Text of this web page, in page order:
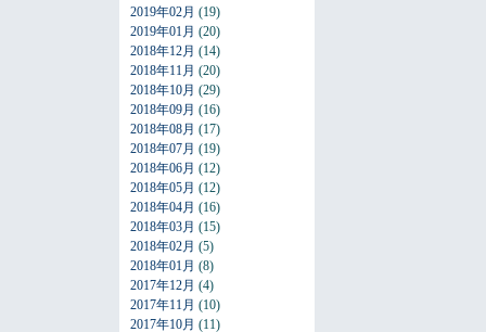
2019年02月 (19)
2019年01月 (20)
2018年12月 (14)
2018年11月 (20)
2018年10月 (29)
2018年09月 (16)
2018年08月 (17)
2018年07月 (19)
2018年06月 (12)
2018年05月 (12)
2018年04月 (16)
2018年03月 (15)
2018年02月 (5)
2018年01月 (8)
2017年12月 (4)
2017年11月 (10)
2017年10月 (11)